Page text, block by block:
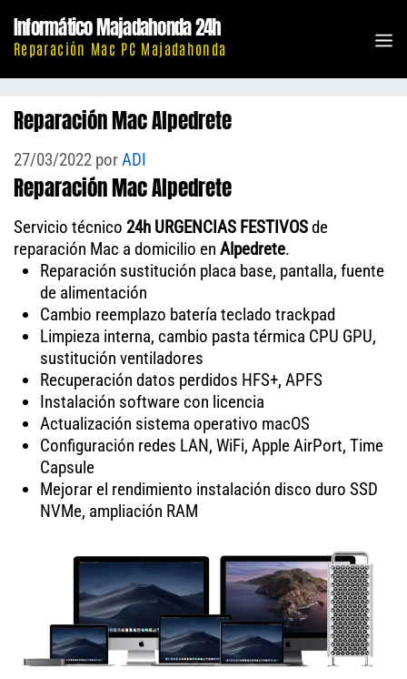
contenido
Informático Majadahonda 24h
Reparación Mac PC Majadahonda
Reparación Mac Alpedrete
27/03/2022 porADI
Reparación Mac Alpedrete
Servicio técnico 24h URGENCIAS FESTIVOSde
reparación Mac a domicilio en Alpedrete.
Reparación sustitución placa base, pantalla, fuente
de alimentación
Cambio reemplazo batería teclado trackpad
Limpieza interna, cambio pasta térmica CPU GPU,
sustitución ventiladores
Recuperación datos perdidos HFS+, APFS
Instalación software con licencia
Actualización sistema operativo macOS
Configuración redes LAN, WiFi, Apple AirPort, Time
Capsule
Mejorar el rendimiento instalación disco duro SSD
NVMe, ampliación RAM